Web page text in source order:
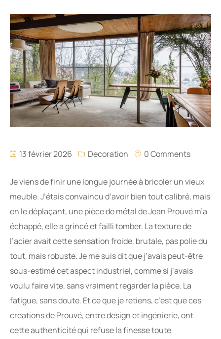
13 février 2026 Decoration 0 Comments
Je viens de finir une longue journée à bricoler un vieux
meuble. J’étais convaincu d’avoir bien tout calibré, mais
en le déplaçant, une pièce de métal de Jean Prouvé m’a
échappé, elle a grincé et failli tomber. La texture de
l’acier avait cette sensation froide, brutale, pas polie du
tout, mais robuste. Je me suis dit que j’avais peut-être
sous-estimé cet aspect industriel, comme si j’avais
voulu faire vite, sans vraiment regarder la pièce. La
fatigue, sans doute. Et ce que je retiens, c’est que ces
créations de Prouvé, entre design et ingénierie, ont
cette authenticité qui refuse la finesse toute